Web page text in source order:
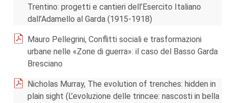
Trentino: progetti e cantieri dell’Esercito Italiano
dall’Adamello al Garda (1915-1918)
Mauro Pellegrini, Conflitti sociali e trasformazioni
urbane nelle «Zone di guerra»: il caso del Basso Garda
Bresciano
Nicholas Murray, The evolution of trenches: hidden in
plain sight (L’evoluzione delle trincee: nascosti in bella